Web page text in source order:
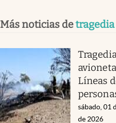
Más noticias detragedia
Líneas
sábado, 01
de 2026